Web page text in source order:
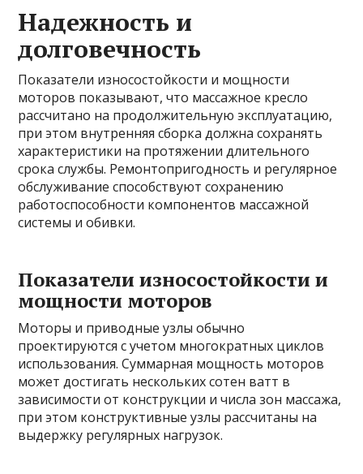
Надежность и
долговечность
Показатели износостойкости и мощности
моторов показывают, что массажное кресло
рассчитано на продолжительную эксплуатацию,
при этом внутренняя сборка должна сохранять
характеристики на протяжении длительного
срока службы. Ремонтопригодность и регулярное
обслуживание способствуют сохранению
работоспособности компонентов массажной
системы и обивки.
Показатели износостойкости и
мощности моторов
Моторы и приводные узлы обычно
проектируются с учетом многократных циклов
использования. Суммарная мощность моторов
может достигать нескольких сотен ватт в
зависимости от конструкции и числа зон массажа,
при этом конструктивные узлы рассчитаны на
выдержку регулярных нагрузок.